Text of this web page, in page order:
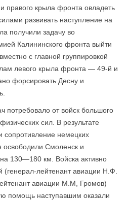
правого крыла фронта овладеть
развивать наступление на
получили задачу во
Калининского фронта выйти
с главной группировкой
левого крыла фронта — 49-й и
форсировать Десну и
потребовало от войск большого
сил. В результате
немецких
освободили Смоленск и
130—180 км. Войска активно
лейтенант авиации Н.Ф.
авиа­ции М.М, Громов)
помощь наступавшим оказали